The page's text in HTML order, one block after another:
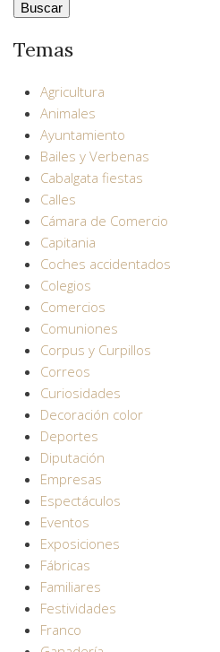
Temas
Agricultura
Animales
Ayuntamiento
Bailes y Verbenas
Cabalgata fiestas
Calles
Cámara de Comercio
Capitania
Coches accidentados
Colegios
Comercios
Comuniones
Corpus y Curpillos
Correos
Curiosidades
Decoración color
Deportes
Diputación
Empresas
Espectáculos
Eventos
Exposiciones
Fábricas
Familiares
Festividades
Franco